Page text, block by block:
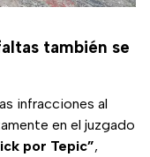
también se
infracciones al
en el juzgado
por Tepic”,